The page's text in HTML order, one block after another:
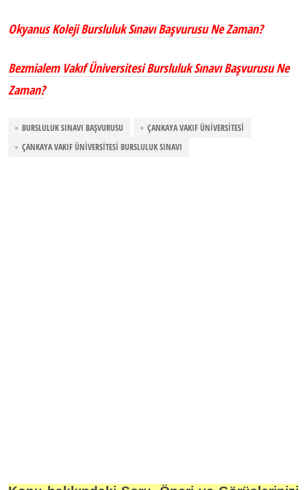
Okyanus Koleji Bursluluk Sınavı Başvurusu Ne Zaman?
Bezmialem Vakıf Üniversitesi Bursluluk Sınavı Başvurusu Ne
Zaman?
BURSLULUK SINAVI BAŞVURUSU
ÇANKAYA VAKIF ÜNIVERSITESI
ÇANKAYA VAKIF ÜNIVERSITESI BURSLULUK SINAVI